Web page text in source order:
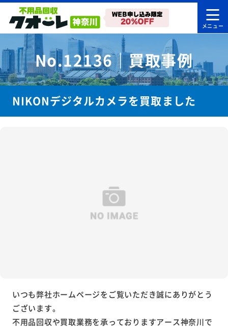
No.12136｜買取事例
NIKONデジタルカメラを買取ました
いつも弊社ホームページをご覧いただき誠にありがとう
ございます。
不用品回収や買取業務を承っておりますアース神奈川で